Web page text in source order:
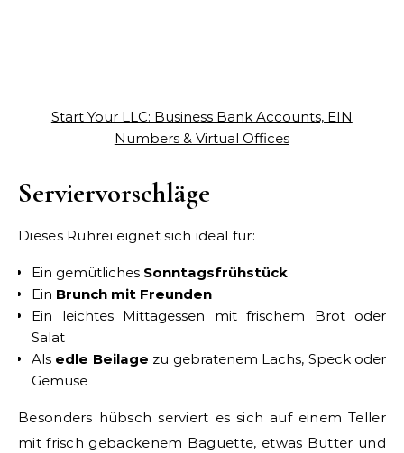
Start Your LLC: Business Bank Accounts, EIN
Numbers & Virtual Offices
Serviervorschläge
Dieses Rührei eignet sich ideal für:
Ein gemütliches Sonntagsfrühstück
Ein Brunch mit Freunden
Ein leichtes Mittagessen mit frischem Brot oder
Salat
Als edle Beilage zu gebratenem Lachs, Speck oder
Gemüse
Besonders hübsch serviert es sich auf einem Teller
mit frisch gebackenem Baguette, etwas Butter und